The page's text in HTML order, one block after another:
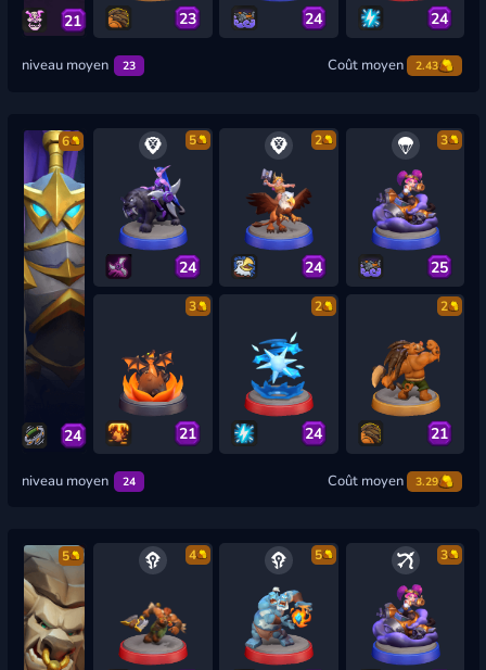
21 23 24 24
niveau moyen 23 Coût moyen 2.43
6
24
5
24
2
24
3
25
3
21
2
24
2
21
niveau moyen 24 Coût moyen 3.29
5 4 5 3